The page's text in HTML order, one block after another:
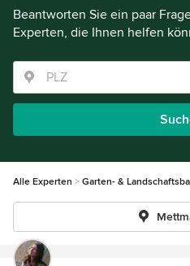
Beantworten Sie ein paar
Experten, die Ihnen helfen
Alle Experten Garten- &